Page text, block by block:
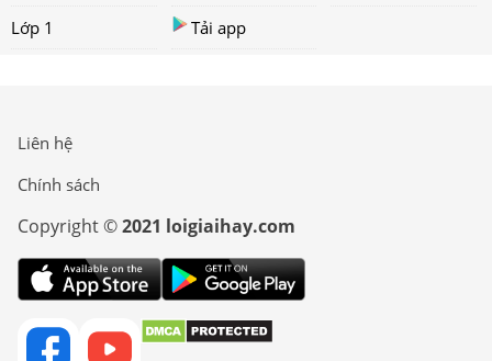
Lớp 1
Tải app
Liên hệ
Chính sách
Copyright ©2021 loigiaihay.com